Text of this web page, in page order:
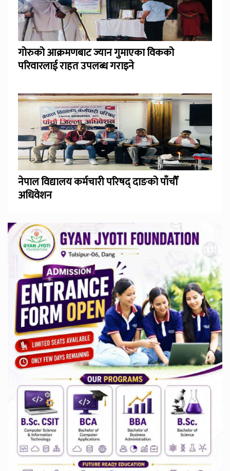
गोरुको आक्रमणबाट ज्यान गुमाएका विकको
परिवारलाई राहत उपलब्ध गराइने
नेपाल विद्यालय कर्मचारी परिषद् दाङको पाँचौँ
अधिवेशन